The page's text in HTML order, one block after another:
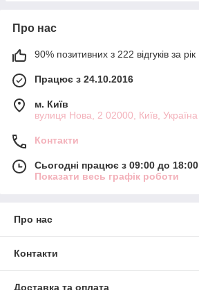
Про нас
90% позитивних з 222 відгуків за рік
Працює з 24.10.2016
м. Київ
вулиця Нова, 2 02000, Київ, Україна
Контакти
Сьогодні працює з 09:00 до 18:00
Показати весь графік роботи
Про нас
Контакти
Доставка та оплата